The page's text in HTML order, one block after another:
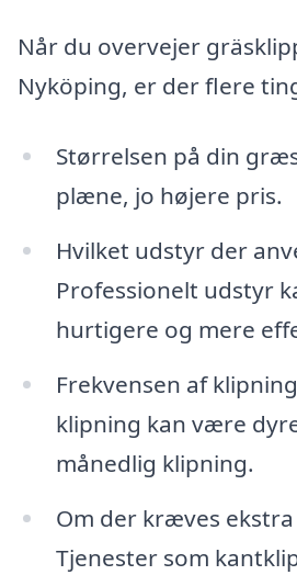
Når du overvejer
Nyköping, er der flere
Størrelsen på din
plæne, jo højere pris.
Hvilket udstyr der
Professionelt udstyr
hurtigere og mere
Frekvensen af
klipning kan være
månedlig klipning.
Om der kræves ekstra
Tjenester som